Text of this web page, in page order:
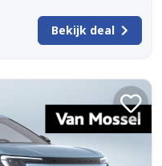
Bekijk deal